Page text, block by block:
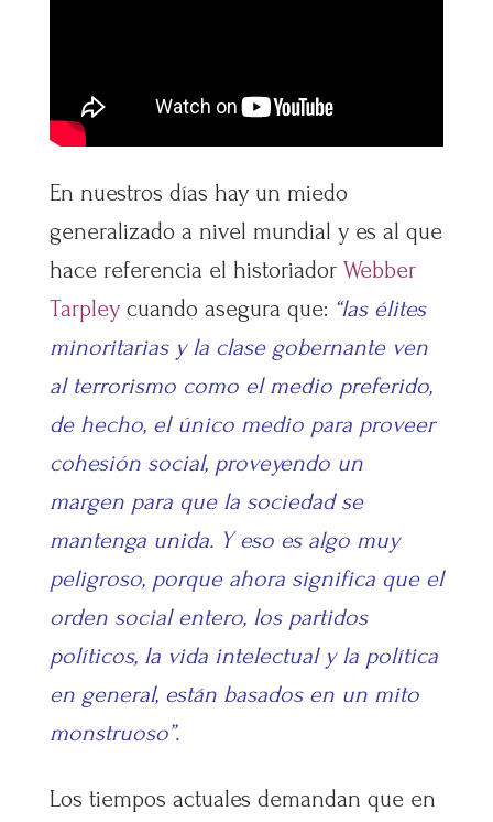
En nuestros días hay un miedo
generalizado a nivel mundial y es al que
hace referencia el historiador Webber
Tarpleycuando asegura que: “las élites
minoritarias y la clase gobernante ven
al terrorismo como el medio preferido,
de hecho, el único medio para proveer
cohesión social, proveyendo un
margen para que la sociedad se
mantenga unida. Y eso es algo muy
peligroso, porque ahora significa que el
orden social entero, los partidos
políticos, la vida intelectual y la política
en general, están basados en un mito
monstruoso”.
Los tiempos actuales demandan que en